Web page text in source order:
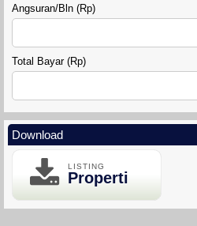
Angsuran/Bln (Rp)
Total Bayar (Rp)
Download
LISTING
Properti